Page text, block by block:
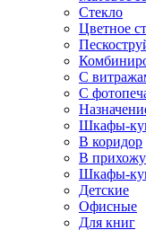
Стекло
Цветное
С
С
Шкафы-
В коридор
В
Шкафы-
Детские
Офисные
Для книг